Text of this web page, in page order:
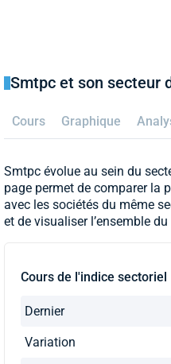
Smtpc et son secteur
Cours Graphique
Smtpc évolue au sein du
page permet de comparer la
avec les sociétés du même
et de visualiser l’ensemble
Cours de l'indice sectoriel
Dernier
Variation